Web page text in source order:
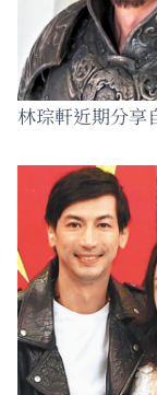
林琮軒近期分享